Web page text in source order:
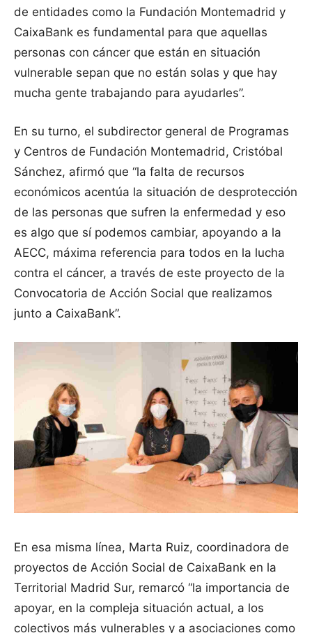
de entidades como la Fundación Montemadrid y
CaixaBank es fundamental para que aquellas
personas con cáncer que están en situación
vulnerable sepan que no están solas y que hay
mucha gente trabajando para ayudarles”.
En su turno, el subdirector general de Programas
y Centros de Fundación Montemadrid, Cristóbal
Sánchez, afirmó que “la falta de recursos
económicos acentúa la situación de desprotección
de las personas que sufren la enfermedad y eso
es algo que sí podemos cambiar, apoyando a la
AECC, máxima referencia para todos en la lucha
contra el cáncer, a través de este proyecto de la
Convocatoria de Acción Social que realizamos
junto a CaixaBank”.
En esa misma línea, Marta Ruiz, coordinadora de
proyectos de Acción Social de CaixaBank en la
Territorial Madrid Sur, remarcó “la importancia de
apoyar, en la compleja situación actual, a los
colectivos más vulnerables y a asociaciones como